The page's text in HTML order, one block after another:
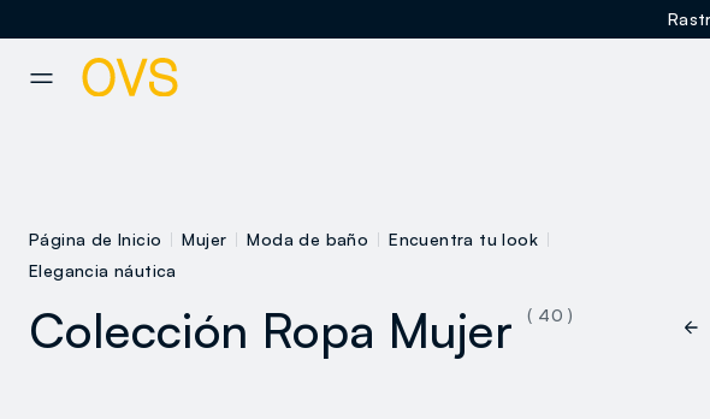
Página de Inicio Mujer Moda de baño
Encuentra tu look
Elegancia náutica
Colección Ropa Mujer
( 40 )